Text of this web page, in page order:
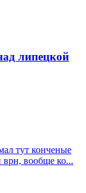
липецкой
тут конченые
вообще ко...